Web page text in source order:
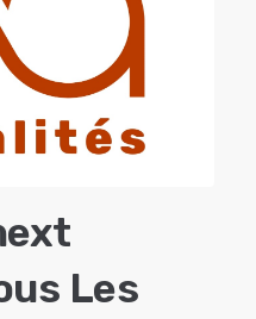
Les